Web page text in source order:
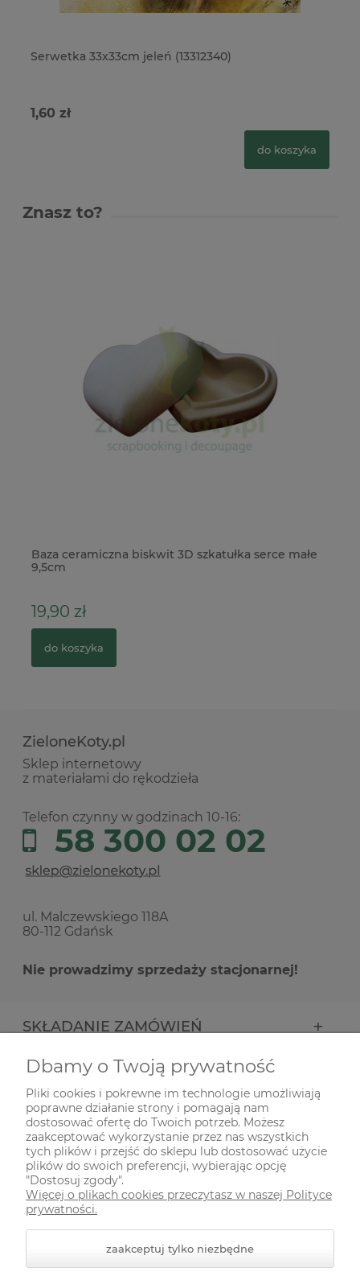
Serwetka 33x33cm jeleń (13312340)
1,60 zł
do koszyka
Znasz to?
Baza ceramiczna biskwit 3D szkatułka serce małe
9,5cm
19,90 zł
do koszyka
ZieloneKoty.pl
Sklep internetowy
z materiałami do rękodzieła
Telefon czynny w godzinach 10-16:
58 300 02 02
ul. Malczewskiego 118A
80-112 Gdańsk
Nie prowadzimy sprzedaży stacjonarnej!
SKŁADANIE ZAMÓWIEŃ
INFORMACJE
ODWIEDŹ NAS NA
Dbamy o Twoją prywatność
Pliki cookies i pokrewne im technologie umożliwiają
poprawne działanie strony i pomagają nam
dostosować ofertę do Twoich potrzeb. Możesz
zaakceptować wykorzystanie przez nas wszystkich
tych plików i przejść do sklepu lub dostosować użycie
plików do swoich preferencji, wybierając opcję
"Dostosuj zgody".
Więcej o plikach cookies przeczytasz w naszej Polityce
prywatności.
zaakceptuj tylko niezbędne